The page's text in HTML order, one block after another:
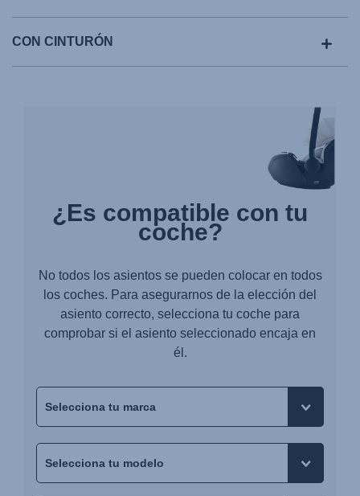
CON CINTURÓN
¿Es compatible con tu
coche?
No todos los asientos se pueden colocar en todos
los coches. Para asegurarnos de la elección del
asiento correcto, selecciona tu coche para
comprobar si el asiento seleccionado encaja en
él.